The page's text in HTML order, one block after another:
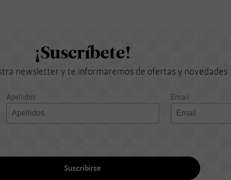
¡Suscríbete!
newsletter y te informaremos de ofertas y novedades
Apellidos Email
Suscribirse